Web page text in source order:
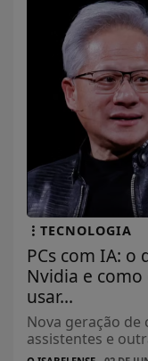
TECNOLOGIA
PCs com IA: o
Nvidia e
usar...
Nova geração
assistentes e